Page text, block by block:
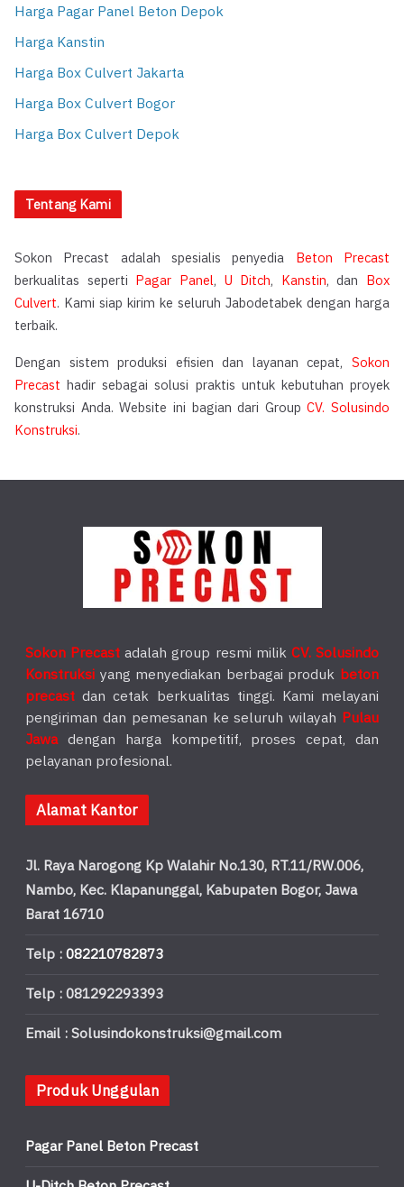
Harga Pagar Panel Beton Depok
Harga Kanstin
Harga Box Culvert Jakarta
Harga Box Culvert Bogor
Harga Box Culvert Depok
Tentang Kami
Sokon Precast adalah spesialis penyedia Beton Precast
berkualitas seperti Pagar Panel, U Ditch, Kanstin, dan Box
Culvert. Kami siap kirim ke seluruh Jabodetabek dengan harga
terbaik.
Dengan sistem produksi efisien dan layanan cepat, Sokon
Precast hadir sebagai solusi praktis untuk kebutuhan proyek
konstruksi Anda. Website ini bagian dari GroupCV. Solusindo
Konstruksi.
Sokon Precast adalah group resmi milik CV. Solusindo
Konstruksi yang menyediakan berbagai produk beton
precast dan cetak berkualitas tinggi. Kami melayani
pengiriman dan pemesanan ke seluruh wilayah Pulau
Jawadengan harga kompetitif, proses cepat, dan
pelayanan profesional.
Alamat Kantor
Jl. Raya Narogong Kp Walahir No.130, RT.11/RW.006,
Nambo, Kec. Klapanunggal, Kabupaten Bogor, Jawa
Barat 16710
Telp :082210782873
Telp : 081292293393
Email : Solusindokonstruksi@gmail.com
Produk Unggulan
Pagar Panel Beton Precast